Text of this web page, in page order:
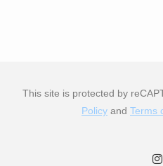
This site is protected by
Policy and Terms